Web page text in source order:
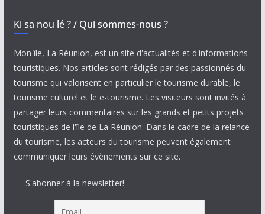
Ki sa nou lé ? / Qui sommes-nous ?
Mon île, La Réunion, est un site d'actualités et d'informations
touristiques. Nos articles sont rédigés par des passionnés du
tourisme qui valorisent en particulier le tourisme durable, le
tourisme culturel et le e-tourisme. Les visiteurs sont invités à
partager leurs commentaires sur les grands et petits projets
touristiques de l'île de La Réunion. Dans le cadre de la relance
du tourisme, les acteurs du tourisme peuvent également
communiquer leurs évènements sur ce site.
S'abonner à la newsletter!